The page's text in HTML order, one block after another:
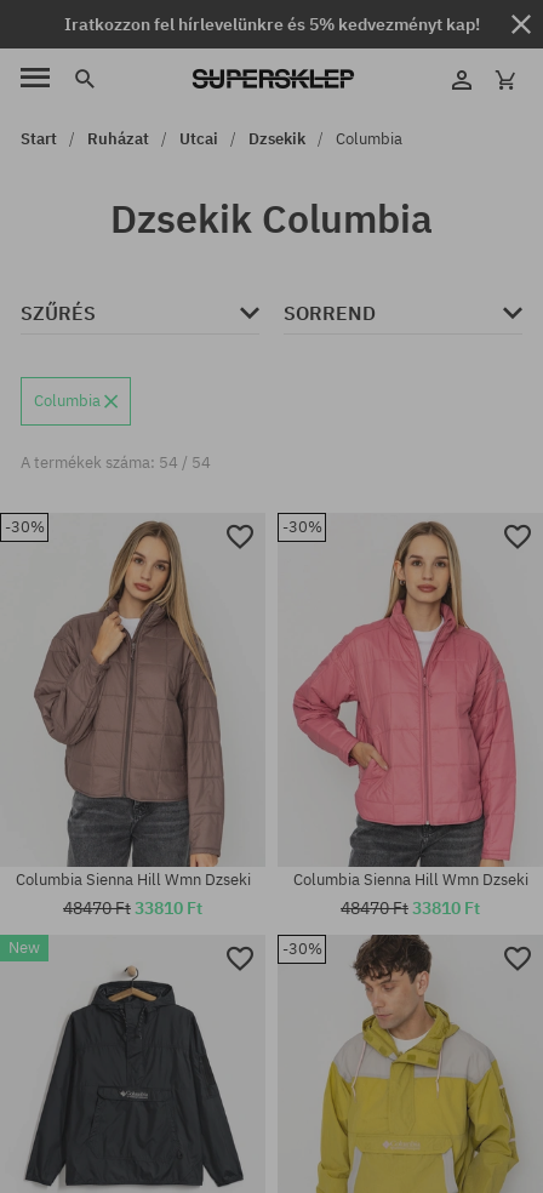
Iratkozzon fel hírlevelünkre és 5% kedvezményt kap!
Start Ruházat Utcai Dzsekik Columbia
Dzsekik Columbia
SZŰRÉS SORREND
Columbia
A termékek száma: 54 / 54
-30%
Columbia Sienna Hill Wmn Dzseki
48470 Ft33810 Ft
-30%
Columbia Sienna Hill Wmn Dzseki
48470 Ft33810 Ft
New -30%